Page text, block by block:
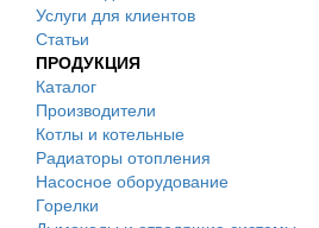
Услуги для клиентов
Статьи
ПРОДУКЦИЯ
Каталог
Производители
Котлы и котельные
Радиаторы отопления
Насосное оборудование
Горелки